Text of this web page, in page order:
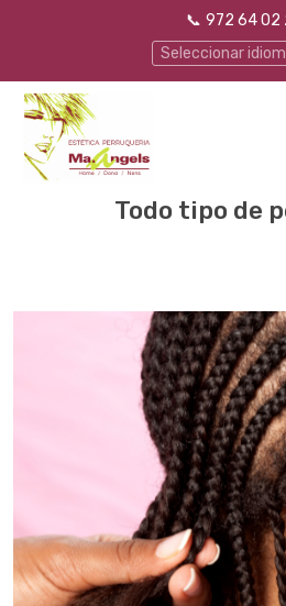
📞 972 64 02
Seleccionar
Todo tipo de